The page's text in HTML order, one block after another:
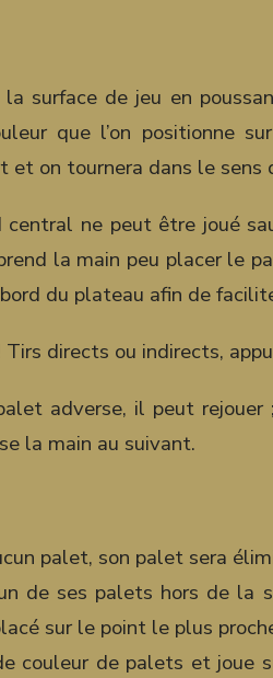
la surface de jeu en
que l’on positionne
et on tournera dans le sens
ne peut être joué
la main peu placer le
du plateau afin de
directs ou indirects,
adverse, il peut
la main au suivant.
palet, son palet sera
de ses palets hors de la
sur le point le plus
couleur de palets et